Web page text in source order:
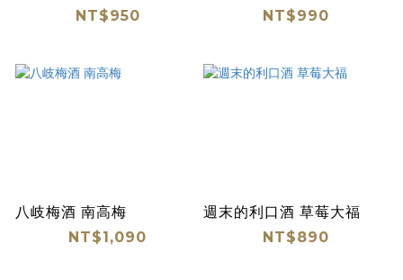
NT$950
NT$990
八岐梅酒 南高梅
NT$1,090
週末的利口酒 草莓大福
NT$890